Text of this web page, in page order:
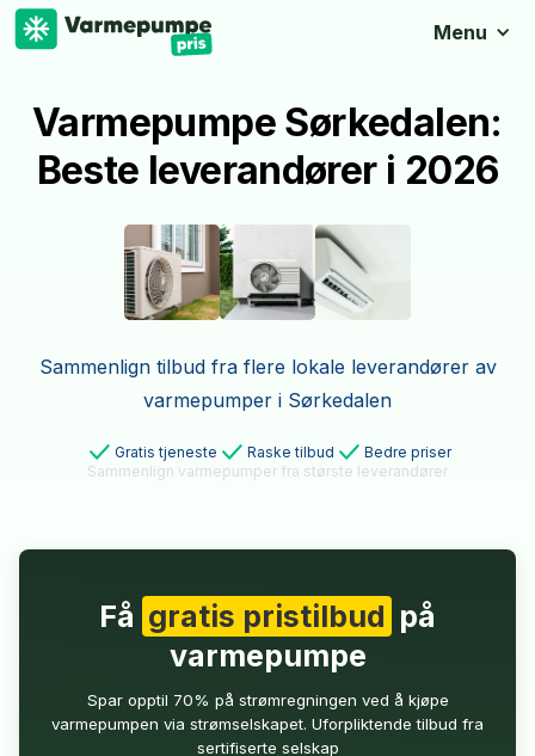
Menu
Varmepumpe Sørkedalen:
Beste leverandører i 2026
Sammenlign tilbud fra flere lokale leverandører av
varmepumper i Sørkedalen
Gratis tjeneste Raske tilbud
Bedre priser
Sammenlign varmepumper fra største leverandører
Få gratis pristilbud på
varmepumpe
Spar opptil 70% på strømregningen ved å kjøpe
varmepumpen via strømselskapet. Uforpliktende tilbud fra
sertifiserte selskap